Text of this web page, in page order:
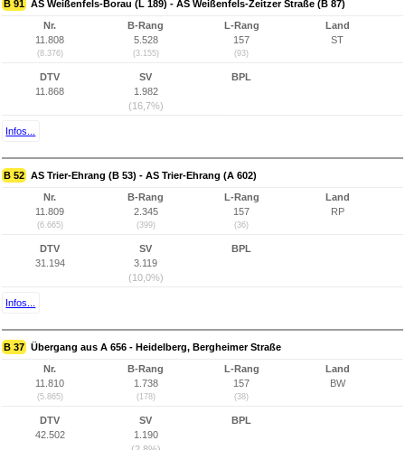
B 91 AS Weißenfels-Borau (L 189) - AS Weißenfels-Zeitzer Straße (B 87)
Nr.
11.808
(8.376)
B-Rang
5.528
(3.155)
L-Rang
157
(93)
Land
ST
DTV
11.868
SV
1.982
(16,7%)
BPL
Infos...
B 52 AS Trier-Ehrang (B 53) - AS Trier-Ehrang (A 602)
Nr.
11.809
(6.665)
B-Rang
2.345
(399)
L-Rang
157
(36)
Land
RP
DTV
31.194
SV
3.119
(10,0%)
BPL
Infos...
B 37 Übergang aus A 656 - Heidelberg, Bergheimer Straße
Nr.
11.810
(5.865)
B-Rang
1.738
(178)
L-Rang
157
(38)
Land
BW
DTV
42.502
SV
1.190
BPL